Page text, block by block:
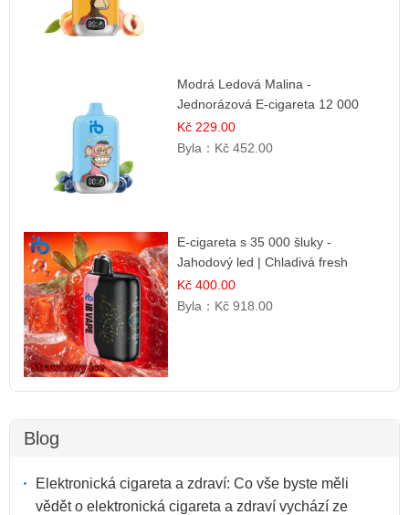
Modrá Ledová Malina -
Jednorázová E-cigareta 12 000
šluků | Osvěžující Bobulová Příchuť
Kč 229.00
Byla： Kč 452.00
E-cigareta s 35 000 šluky -
Jahodový led | Chladivá fresh
příchuť
Kč 400.00
Byla： Kč 918.00
Blog
Elektronická cigareta a zdraví: Co vše byste měli
vědět o elektronická cigareta a zdraví vychází ze